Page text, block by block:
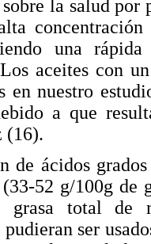
la salud
una
aceites con
en nuestro
a que
(16).
de ácidos
52 g/100g de
grasa total de
ser